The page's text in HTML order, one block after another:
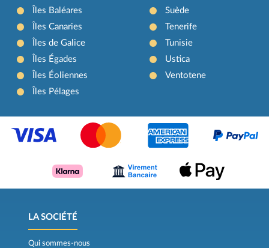
Îles Baléares
Îles Canaries
Îles de Galice
Îles Égades
Îles Éoliennes
Îles Pélages
Suède
Tenerife
Tunisie
Ustica
Ventotene
LA SOCIÉTÉ
Qui sommes-nous